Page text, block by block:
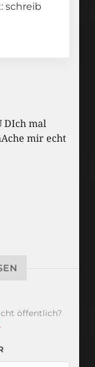
schreib
DIch mal
mir echt
öffentlich?
.